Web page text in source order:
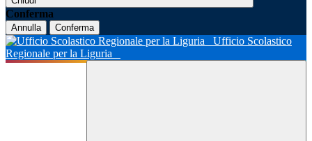
Conferma
Annulla Conferma
Ufficio Scolastico
Regionale per la Liguria